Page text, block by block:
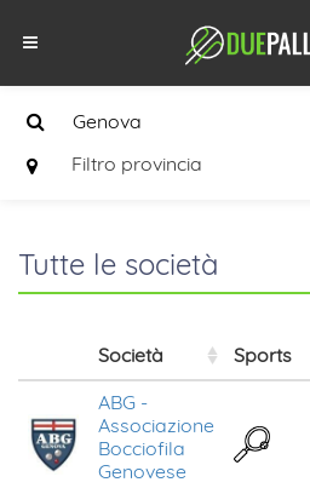
Filtro provincia
Tutte le società
Società Sports
ABG -
Associazione
Bocciofila
Genovese